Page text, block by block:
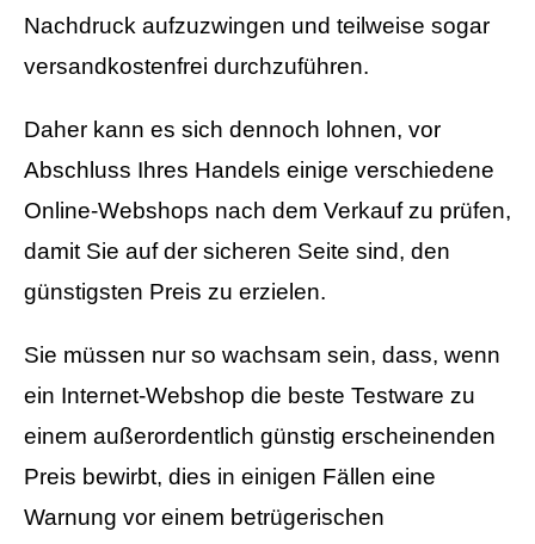
Nachdruck aufzuzwingen und teilweise sogar
versandkostenfrei durchzuführen.
Daher kann es sich dennoch lohnen, vor
Abschluss Ihres Handels einige verschiedene
Online-Webshops nach dem Verkauf zu prüfen,
damit Sie auf der sicheren Seite sind, den
günstigsten Preis zu erzielen.
Sie müssen nur so wachsam sein, dass, wenn
ein Internet-Webshop die beste Testware zu
einem außerordentlich günstig erscheinenden
Preis bewirbt, dies in einigen Fällen eine
Warnung vor einem betrügerischen